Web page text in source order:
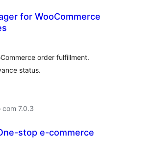
for WooCommerce
order fulfillment.
status.
com 7.0.3
stop e-commerce